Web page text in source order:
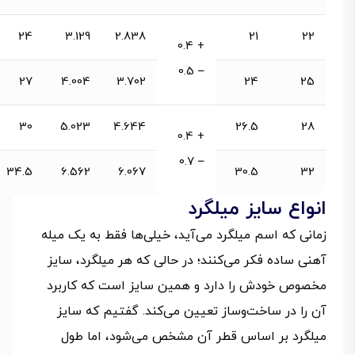
22
21
+ 0.4
– 0.5
2.838
3.129
24
25
24
3.702
4.004
27
28
26.5
+ 0.4
– 0.7
4.644
5.023
30
32
30.5
6.067
6.562
34.5
انواع سایز میلگرد
زمانی که اسم میلگرد می‌آید، خیلی‌ها فقط به یک میله
آهنی ساده فکر می‌کنند؛ در حالی که هر میلگرد، سایز
مخصوص خودش را دارد و همین سایز است که کاربرد
آن را در ساخت‌وساز تعیین می‌کند. گفتیم که سایز
میلگرد بر اساس قطر آن مشخص می‌شود، اما طول